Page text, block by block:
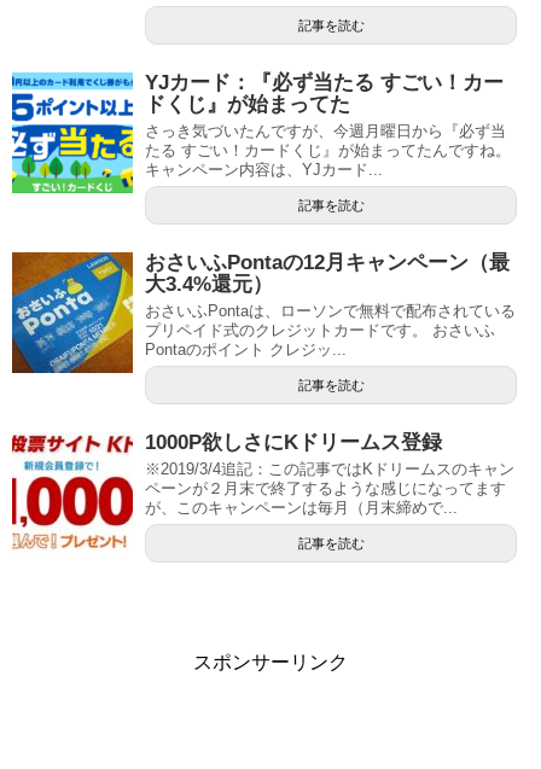
記事を読む
YJカード：『必ず当たる すごい！カー
ドくじ』が始まってた
さっき気づいたんですが、今週月曜日から『必ず当
たる すごい！カードくじ』が始まってたんですね。
キャンペーン内容は、YJカード...
記事を読む
おさいふPontaの12月キャンペーン（最
大3.4%還元）
おさいふPontaは、ローソンで無料で配布されている
プリペイド式のクレジットカードです。 おさいふ
Pontaのポイント クレジッ...
記事を読む
1000P欲しさにKドリームス登録
※2019/3/4追記：この記事ではKドリームスのキャン
ペーンが２月末で終了するような感じになってます
が、このキャンペーンは毎月（月末締めで...
記事を読む
スポンサーリンク